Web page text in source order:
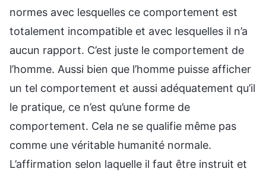
normes avec lesquelles ce comportement est
totalement incompatible et avec lesquelles il n’a
aucun rapport. C’est juste le comportement de
l’homme. Aussi bien que l’homme puisse afficher
un tel comportement et aussi adéquatement qu’il
le pratique, ce n’est qu’une forme de
comportement. Cela ne se qualifie même pas
comme une véritable humanité normale.
L’affirmation selon laquelle il faut être instruit et